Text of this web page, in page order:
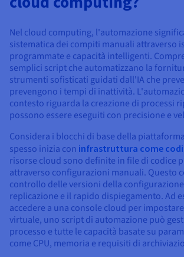
Nel cloud computing, l'automazione
sistematica dei compiti manuali attraverso
programmate e capacità intelligenti.
semplici script che automatizzano la
strumenti sofisticati guidati dall'IA che
prevengono i tempi di inattività.
contesto riguarda la creazione di processi
possono essere eseguiti con precisione e
Considera i blocchi di base della
spesso inizia con infrastruttura come
risorse cloud sono definite in file di codice
attraverso configurazioni manuali. Questo
controllo delle versioni della
replicazione e il rapido dispiegamento. Ad
accedere a una console cloud per
virtuale, uno script di automazione può
processo e tutte le capacità basate su
come CPU, memoria e requisiti di